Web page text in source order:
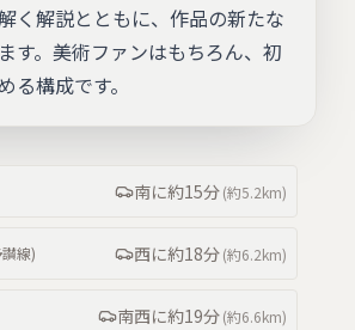
く解説とともに、作品の新たな
す。美術ファンはもちろん、初
る構成です。
南に約15分(約5.2km)
線) 西に約18分(約6.2km)
南西に約19分(約6.6km)